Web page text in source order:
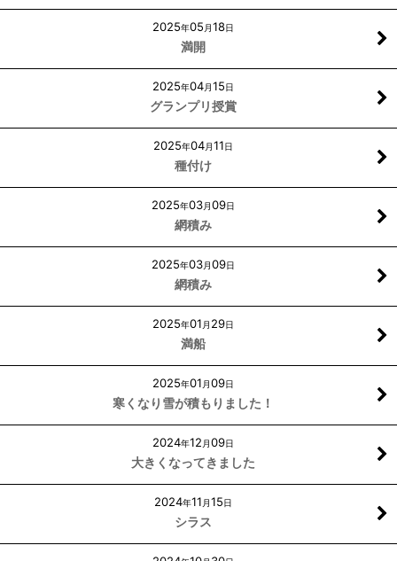
2025年05 月18日
満開
2025年04月15日
グランプリ授賞
2025年04月11日
種付け
2025年03月09日
網積み
2025年03月09日
網積み
2025年01 月 29日
満船
2025年01 月09日
寒くなり雪が積もりました！
2024年12 月09日
大きくなってきました
2024年11 月15日
シラス